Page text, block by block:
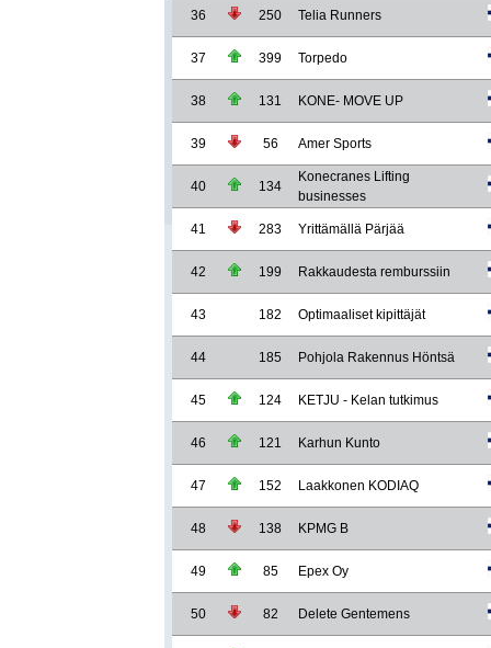
36 250 Telia Runners
37 399 Torpedo
38 131 KONE- MOVE UP
39 56 Amer Sports
40 134
Konecranes Lifting
businesses
41 283 Yrittämällä Pärjää
42 199 Rakkaudesta remburssiin
43 182 Optimaaliset kipittäjät
44 185 Pohjola Rakennus Höntsä
45 124 KETJU - Kelan tutkimus
46 121 Karhun Kunto
47 152 Laakkonen KODIAQ
48 138 KPMG B
49 85 Epex Oy
50 82 Delete Gentemens